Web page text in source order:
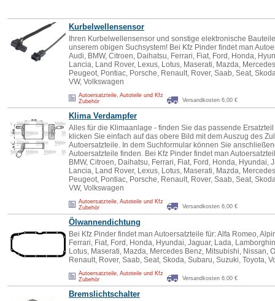
Kurbelwellensensor
Ihren Kurbelwellensensor und sonstige elektronische
unserem obigen Suchsystem! Bei Kfz Pinder findet man
Audi, BMW, Citroen, Daihatsu, Ferrari, Fiat, Ford, Honda,
Lancia, Land Rover, Lexus, Lotus, Maserati, Mazda,
Peugeot, Pontiac, Porsche, Renault, Rover, Saab, Seat,
VW, Volkswagen
Autoersatzteile, Autoteile und Kfz
Zubehör
Versandkosten 6,00 €
Klima Verdampfer
Alles für die Klimaanlage - finden Sie das passende
klicken Sie einfach auf das obere Bild mit dem Auszug des
Autoersatzteile. In dem Suchformular können Sie
Autoersatzteile finden. Bei Kfz Pinder findet man
BMW, Citroen, Daihatsu, Ferrari, Fiat, Ford, Honda, Hyundai,
Lancia, Land Rover, Lexus, Lotus, Maserati, Mazda,
Peugeot, Pontiac, Porsche, Renault, Rover, Saab, Seat,
VW, Volkswagen
Autoersatzteile, Autoteile und Kfz
Zubehör
Versandkosten 6,00 €
Ölwannendichtung
Bei Kfz Pinder findet man Autoersatzteile für: Alfa Romeo,
Ferrari, Fiat, Ford, Honda, Hyundai, Jaguar, Lada,
Lotus, Maserati, Mazda, Mercedes Benz, Mitsubishi, Nissan,
Renault, Rover, Saab, Seat, Skoda, Subaru, Suzuki, Toyota,
Autoersatzteile, Autoteile und Kfz
Zubehör
Versandkosten 6,00 €
Bremslichtschalter